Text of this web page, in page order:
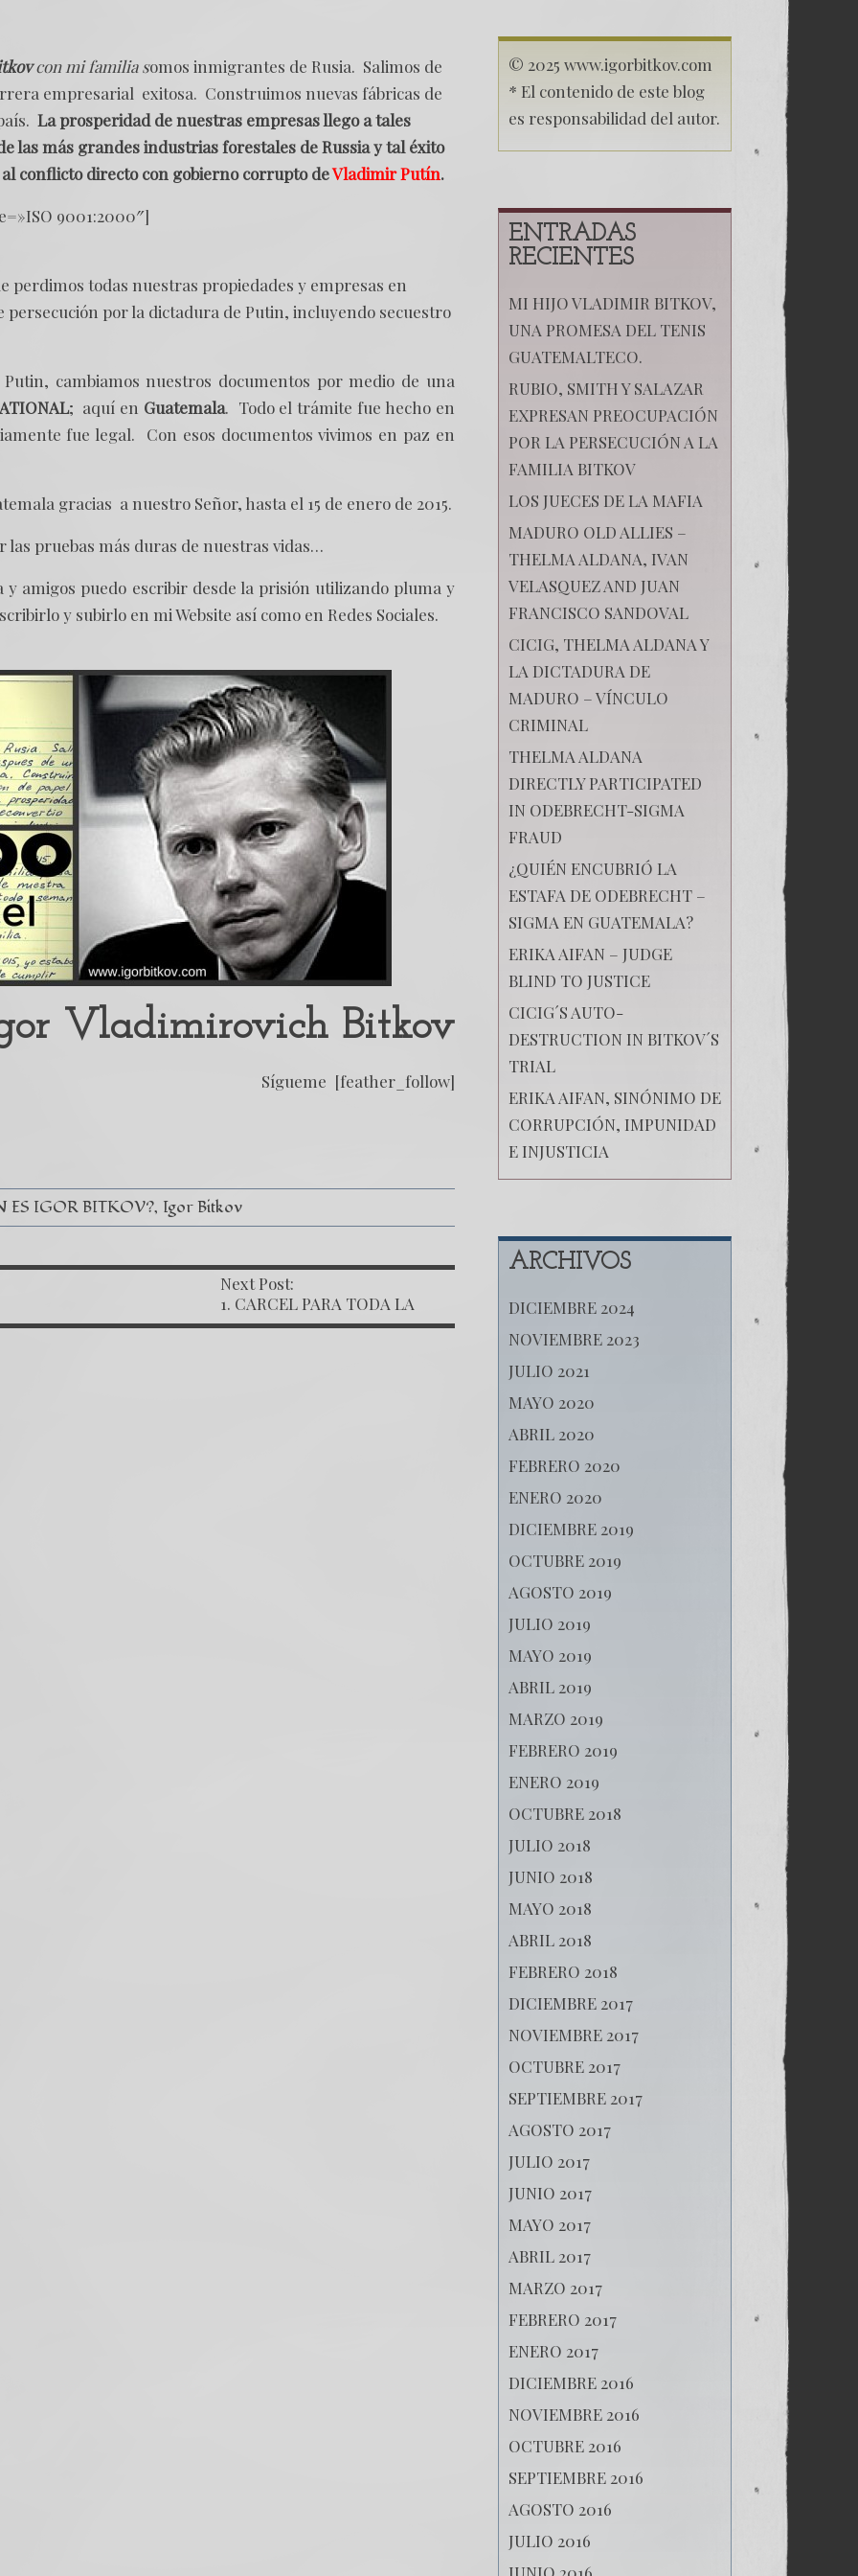
con mi familia somos inmigrantes de Rusia. Salimos de
empresarial exitosa. Construimos nuevas fábricas de
La prosperidad de nuestras empresas llego a tales
las más grandes industrias forestales de Russia y tal éxito
conflicto directo con gobierno corrupto deVladimir Putín.
9001:2000″]
perdimos todas nuestras propiedades y empresas en
por la dictadura de Putin, incluyendo secuestro
cambiamos nuestros documentos por medio de una
; aquí en Guatemala. Todo el trámite fue hecho en
fue legal. Con esos documentos vivimos en paz en
gracias a nuestro Señor, hasta el 15 de enero de 2015.
las pruebas más duras de nuestras vidas…
y amigos puedo escribir desde la prisión utilizando pluma y
y subirlo en mi Website así como en Redes Sociales.
Vladimirovich Bitkov
Sígueme [feather_follow]
ES IGOR BITKOV? Igor Bitkov
Next Post:
1. CARCEL PARA TODA LA
FAMILIA
© 2025 www.igorbitkov.com
* El contenido de este blog
es responsabilidad del autor.
ENTRADAS
RECIENTES
MI HIJO VLADIMIR BITKOV,
UNA PROMESA DEL TENIS
GUATEMALTECO.
RUBIO, SMITH Y SALAZAR
EXPRESAN PREOCUPACIÓN
POR LA PERSECUCIÓN A LA
FAMILIA BITKOV
LOS JUECES DE LA MAFIA
MADURO OLD ALLIES –
THELMA ALDANA, IVAN
VELASQUEZ AND JUAN
FRANCISCO SANDOVAL
CICIG, THELMA ALDANA Y
LA DICTADURA DE
MADURO – VÍNCULO
CRIMINAL
THELMA ALDANA
DIRECTLY PARTICIPATED
IN ODEBRECHT-SIGMA
FRAUD
¿QUIÉN ENCUBRIÓ LA
ESTAFA DE ODEBRECHT –
SIGMA EN GUATEMALA?
ERIKA AIFAN – JUDGE
BLIND TO JUSTICE
CICIG´S AUTO-
DESTRUCTION IN BITKOV´S
TRIAL
ERIKA AIFAN, SINÓNIMO DE
CORRUPCIÓN, IMPUNIDAD
E INJUSTICIA
ARCHIVOS
DICIEMBRE 2024
NOVIEMBRE 2023
JULIO 2021
MAYO 2020
ABRIL 2020
FEBRERO 2020
ENERO 2020
DICIEMBRE 2019
OCTUBRE 2019
AGOSTO 2019
JULIO 2019
MAYO 2019
ABRIL 2019
MARZO 2019
FEBRERO 2019
ENERO 2019
OCTUBRE 2018
JULIO 2018
JUNIO 2018
MAYO 2018
ABRIL 2018
FEBRERO 2018
DICIEMBRE 2017
NOVIEMBRE 2017
OCTUBRE 2017
SEPTIEMBRE 2017
AGOSTO 2017
JULIO 2017
JUNIO 2017
MAYO 2017
ABRIL 2017
MARZO 2017
FEBRERO 2017
ENERO 2017
DICIEMBRE 2016
NOVIEMBRE 2016
OCTUBRE 2016
SEPTIEMBRE 2016
AGOSTO 2016
JULIO 2016